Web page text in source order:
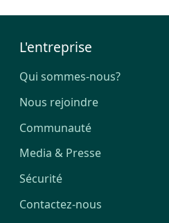
L'entreprise
Qui sommes-nous?
Nous rejoindre
Communauté
Media & Presse
Sécurité
Contactez-nous